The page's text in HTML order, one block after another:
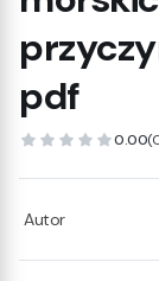
pdf
0.00
Autor